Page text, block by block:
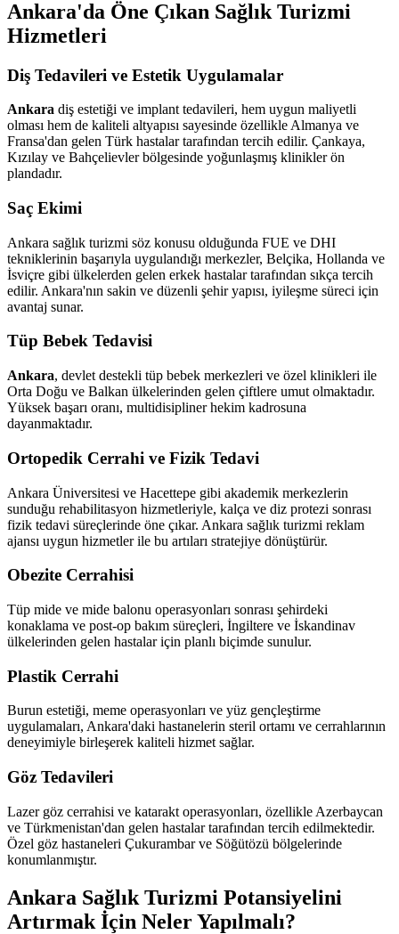
Ankara'da Öne Çıkan Sağlık Turizmi
Hizmetleri
Diş Tedavileri ve Estetik Uygulamalar
Ankara diş estetiği ve implant tedavileri, hem uygun maliyetli
olması hem de kaliteli altyapısı sayesinde özellikle Almanya ve
Fransa'dan gelen Türk hastalar tarafından tercih edilir. Çankaya,
Kızılay ve Bahçelievler bölgesinde yoğunlaşmış klinikler ön
plandadır.
Saç Ekimi
Ankara sağlık turizmi söz konusu olduğunda FUE ve DHI
tekniklerinin başarıyla uygulandığı merkezler, Belçika, Hollanda ve
İsviçre gibi ülkelerden gelen erkek hastalar tarafından sıkça tercih
edilir. Ankara'nın sakin ve düzenli şehir yapısı, iyileşme süreci için
avantaj sunar.
Tüp Bebek Tedavisi
Ankara, devlet destekli tüp bebek merkezleri ve özel klinikleri ile
Orta Doğu ve Balkan ülkelerinden gelen çiftlere umut olmaktadır.
Yüksek başarı oranı, multidisipliner hekim kadrosuna
dayanmaktadır.
Ortopedik Cerrahi ve Fizik Tedavi
Ankara Üniversitesi ve Hacettepe gibi akademik merkezlerin
sunduğu rehabilitasyon hizmetleriyle, kalça ve diz protezi sonrası
fizik tedavi süreçlerinde öne çıkar. Ankara sağlık turizmi reklam
ajansı uygun hizmetler ile bu artıları stratejiye dönüştürür.
Obezite Cerrahisi
Tüp mide ve mide balonu operasyonları sonrası şehirdeki
konaklama ve post-op bakım süreçleri, İngiltere ve İskandinav
ülkelerinden gelen hastalar için planlı biçimde sunulur.
Plastik Cerrahi
Burun estetiği, meme operasyonları ve yüz gençleştirme
uygulamaları, Ankara'daki hastanelerin steril ortamı ve cerrahlarının
deneyimiyle birleşerek kaliteli hizmet sağlar.
Göz Tedavileri
Lazer göz cerrahisi ve katarakt operasyonları, özellikle Azerbaycan
ve Türkmenistan'dan gelen hastalar tarafından tercih edilmektedir.
Özel göz hastaneleri Çukurambar ve Söğütözü bölgelerinde
konumlanmıştır.
Ankara Sağlık Turizmi Potansiyelini
Artırmak İçin Neler Yapılmalı?